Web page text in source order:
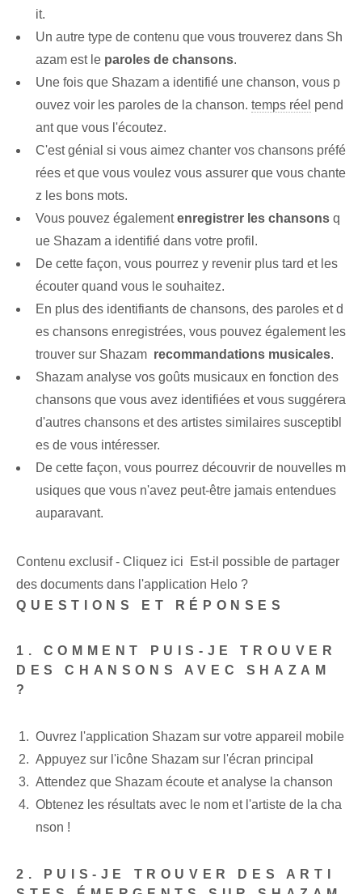
it.
Un autre ⁤type de⁤ contenu que vous trouverez dans Sh
azam est le paroles de chansons.
Une fois que Shazam a identifié une chanson, vous p
ouvez voir les paroles de la chanson. temps réel pend
ant que vous l'écoutez.
C'est génial si vous aimez chanter vos chansons préfé
rées et que vous voulez vous assurer que vous chante
z les bons mots.
Vous pouvez égalementenregistrer les chansons q
ue Shazam a identifié dans votre profil.
De cette façon, vous pourrez y revenir plus tard et les
écouter quand vous le souhaitez.
En plus des identifiants de chansons, des paroles et d
es chansons enregistrées, vous pouvez également les
trouver sur Shazam ‌ recommandations musicales.
Shazam analyse vos goûts musicaux en fonction⁢ des
chansons que vous avez identifiées et vous suggérera
d'autres chansons⁤ et des artistes similaires susceptibl
es de vous intéresser.
De cette façon, vous pourrez découvrir de nouvelles m
usiques que vous n'avez peut-être jamais entendues
auparavant.
Contenu exclusif - Cliquez ici Est-il possible de partager
des documents dans l'application Helo ?
QUESTIONS ET RÉPONSES
1. COMMENT PUIS-JE TROUVER
DES CHANSONS AVEC SHAZAM
?
Ouvrez l'application Shazam sur votre appareil mobile
Appuyez sur l'icône Shazam sur l'écran principal
Attendez que Shazam écoute et analyse la chanson
Obtenez les résultats avec le nom et l'artiste de la cha
nson !
2. PUIS-JE TROUVER DES ARTI